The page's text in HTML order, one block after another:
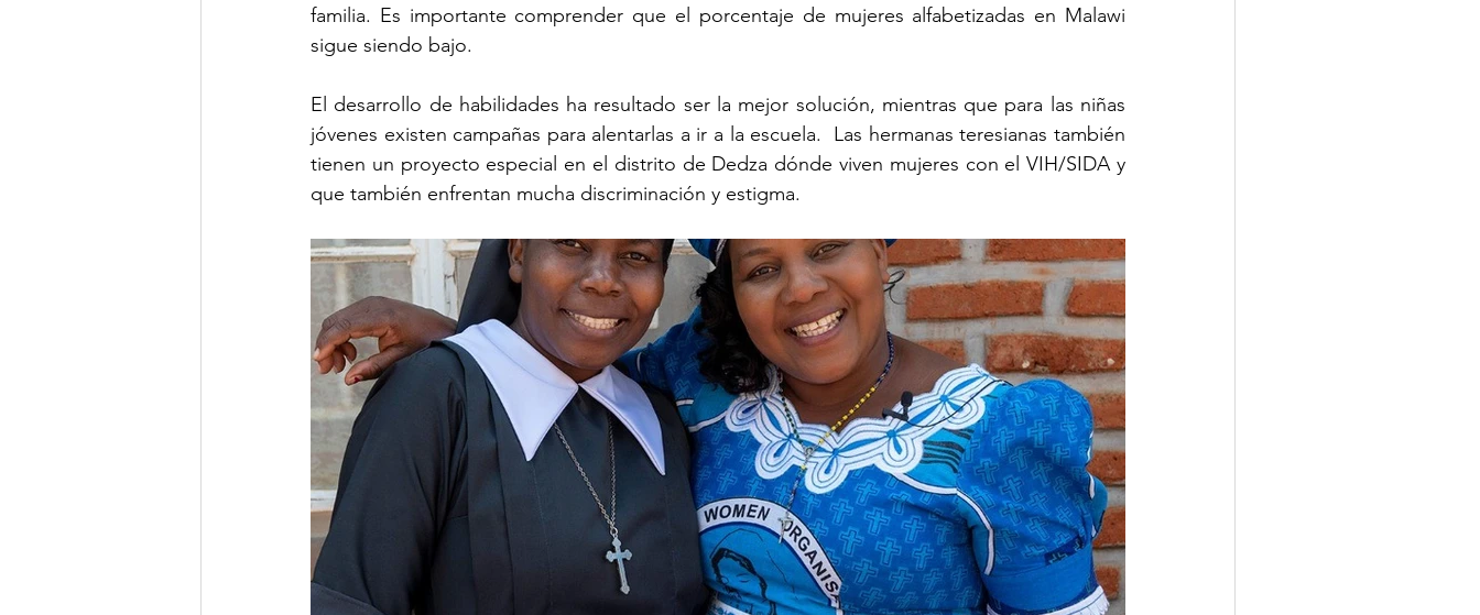
familia. Es importante comprender que el porcentaje de mujeres alfabetizadas en Malawi
sigue siendo bajo.
El desarrollo de habilidades ha resultado ser la mejor solución, mientras que para las niñas
jóvenes existen campañas para alentarlas a ir a la escuela.  Las hermanas teresianas también
tienen un proyecto especial en el distrito de Dedza dónde viven mujeres con el VIH/SIDA y
que también enfrentan mucha discriminación y estigma.